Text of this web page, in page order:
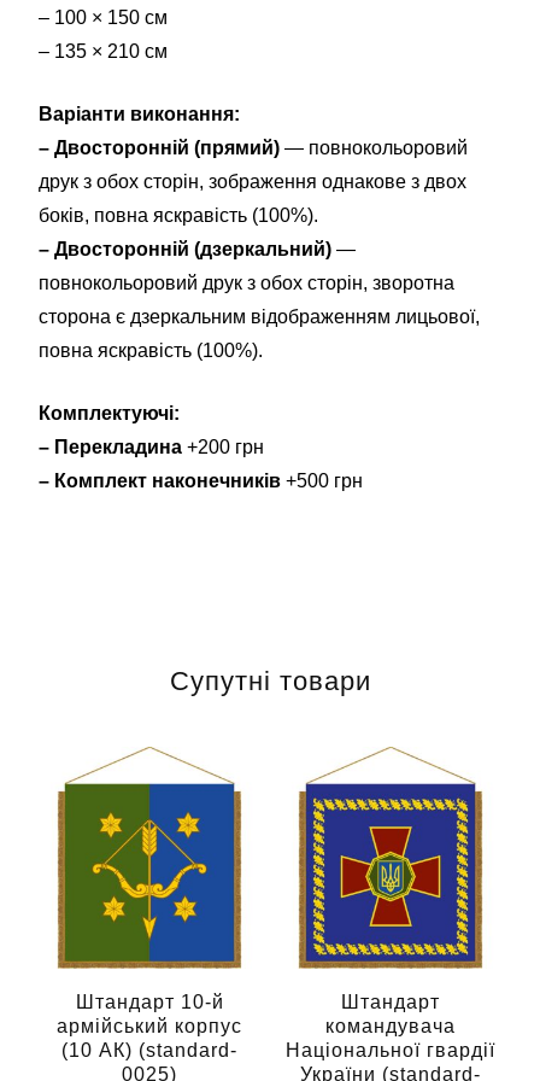
– 100 × 150 см
– 135 × 210 см
Варіанти виконання:
– Двосторонній (прямий) — повнокольоровий
друк з обох сторін, зображення однакове з двох
боків, повна яскравість (100%).
– Двосторонній (дзеркальний) —
повнокольоровий друк з обох сторін, зворотна
сторона є дзеркальним відображенням лицьової,
повна яскравість (100%).
Комплектуючі:
– Перекладина +200 грн
– Комплект наконечників +500 грн
Супутні товари
Штандарт 10-й
армійський корпус
(10 АК) (standard-
0025)
Штандарт
командувача
Національної гвардії
України (standard-